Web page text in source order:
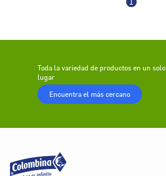
Toda la variedad de productos en un solo
lugar
Encuentra el más cercano